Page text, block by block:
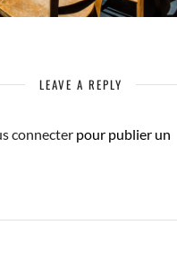
LEAVE A REPLY
connecter pour publier un